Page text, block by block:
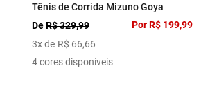
Tênis de Corrida Mizuno Goya
DeR$ 329,99
3x de R$ 66,66
Por R$ 199,99
4 cores disponíveis